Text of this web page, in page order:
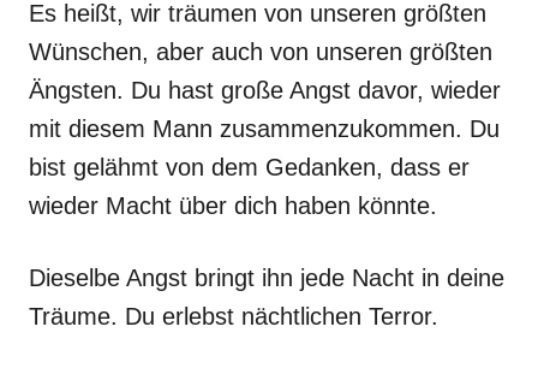
Es heißt, wir träumen von unseren größten
Wünschen, aber auch von unseren größten
Ängsten. Du hast große Angst davor, wieder
mit diesem Mann zusammenzukommen. Du
bist gelähmt von dem Gedanken, dass er
wieder Macht über dich haben könnte.
Dieselbe Angst bringt ihn jede Nacht in deine
Träume. Du erlebst nächtlichen Terror.